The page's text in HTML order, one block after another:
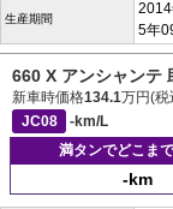
生産期間
5年
660 X アンシャンテ
新車時価格134.1万円(税
JC08
-km/L
満タンでどこま
-km